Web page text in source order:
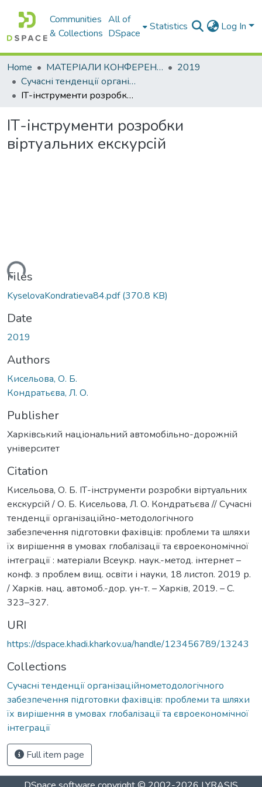
Communities
& Collections
All of
DSpace
Statistics Log In
Home МАТЕРІАЛИ КОНФЕРЕНЦІЙ
2019
Сучасні тенденції організаційнометодологічного забезпечення підготовки фахівців: проблеми та шляхи їх вирішення в умовах глобалізації та євроекономічної інтеграції
ІТ-інструменти розробки віртуальних екскурсій
ІТ-інструменти розробки
віртуальних екскурсій
Files
KyselovaKondratieva84.pdf(370.8 KB)
Date
2019
Authors
Кисельова, О. Б.
Кондратьєва, Л. О.
Publisher
Харківський національний автомобільно-дорожній
університет
Citation
Кисельова, О. Б. ІТ-інструменти розробки віртуальних
екскурсій / О. Б. Кисельова, Л. О. Кондратьєва // Сучасні
тенденції організаційно-методологічного
забезпечення підготовки фахівців: проблеми та шляхи
їх вирішення в умовах глобалізації та євроекономічної
інтеграції : матеріали Всеукр. наук.-метод. інтернет –
конф. з проблем вищ. освіти і науки, 18 листоп. 2019 р.
/ Харків. нац. автомоб.-дор. ун-т. – Харків, 2019. – С.
323–327.
URI
https://dspace.khadi.kharkov.ua/handle/123456789/13243
Collections
Сучасні тенденції організаційнометодологічного
забезпечення підготовки фахівців: проблеми та шляхи
їх вирішення в умовах глобалізації та євроекономічної
інтеграції
Full item page